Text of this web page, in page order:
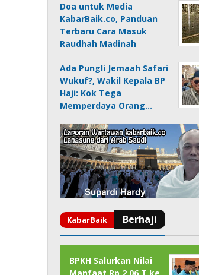
Doa untuk Media
KabarBaik.co, Panduan
Terbaru Cara Masuk
Raudhah Madinah
Ada Pungli Jemaah Safari
Wukuf?, Wakil Kepala BP
Haji: Kok Tega
Memperdaya Orang…
BPKH Salurkan Nilai